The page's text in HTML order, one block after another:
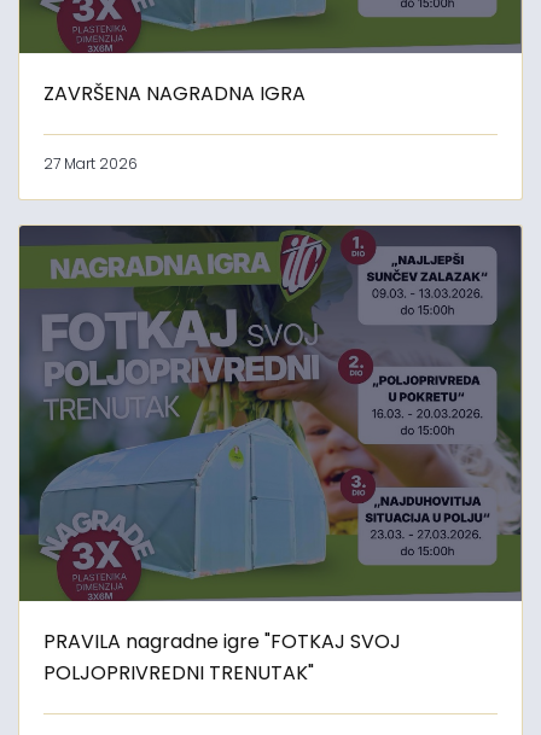
ZAVRŠENA NAGRADNA IGRA
27 Mart 2026
PRAVILA nagradne igre "FOTKAJ SVOJ
POLJOPRIVREDNI TRENUTAK"